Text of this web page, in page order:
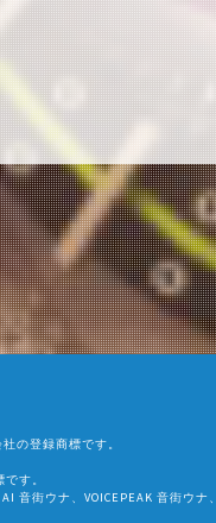
の登録商標です。
す。
音街ウナ、VOICEPEAK 音街ウナ、